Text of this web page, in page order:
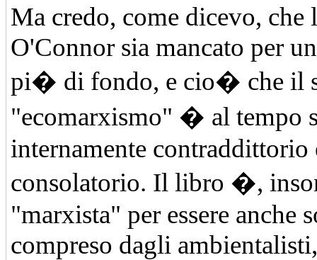
Ma credo, come dicevo,
O'Connor sia mancato per
pi� di fondo, e cio� che il
"ecomarxismo" � al tempo
internamente contraddittorio
consolatorio. Il libro �,
"marxista" per essere anche
compreso dagli